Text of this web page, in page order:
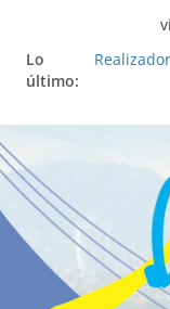
Lo
último:
La
Pop Up
Salud
hablarlo
Lo que
Story 5 y